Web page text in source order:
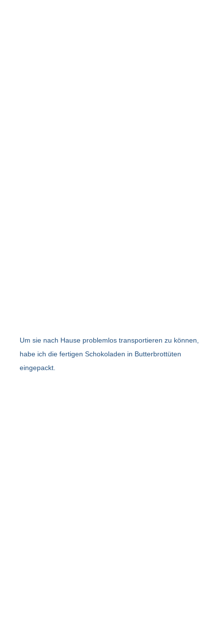
Um sie nach Hause problemlos transportieren zu können,
habe ich die fertigen Schokoladen in Butterbrottüten
eingepackt.